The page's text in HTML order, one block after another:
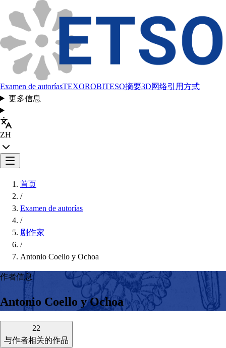
Examen de autoríasTEXOROBITESO摘要3D网络引用方式
更多信息
ZH
首页
/
Examen de autorías
/
剧作家
/
Antonio Coello y Ochoa
作者信息
Antonio Coello y Ochoa
22
与作者相关的作品